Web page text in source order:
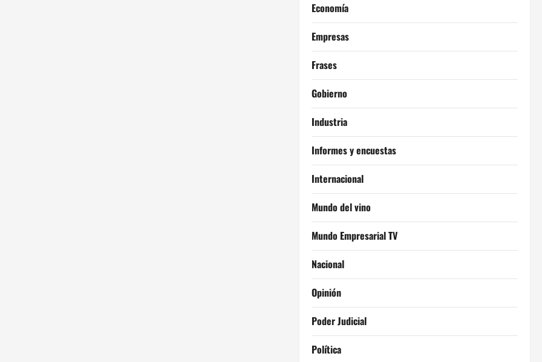
Economía
Empresas
Frases
Gobierno
Industria
Informes y encuestas
Internacional
Mundo del vino
Mundo Empresarial TV
Nacional
Opinión
Poder Judicial
Política